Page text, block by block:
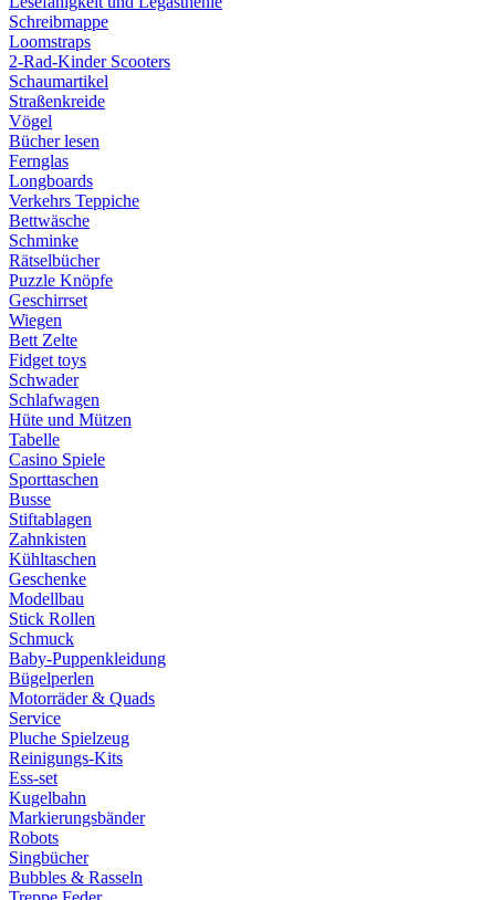
Schreibmappe
Loomstraps
2-Rad-Kinder Scooters
Schaumartikel
Straßenkreide
Vögel
Bücher lesen
Fernglas
Longboards
Verkehrs Teppiche
Bettwäsche
Schminke
Rätselbücher
Puzzle Knöpfe
Geschirrset
Wiegen
Bett Zelte
Fidget toys
Schwader
Schlafwagen
Hüte und Mützen
Tabelle
Casino Spiele
Sporttaschen
Busse
Stiftablagen
Zahnkisten
Kühltaschen
Geschenke
Modellbau
Stick Rollen
Schmuck
Baby-Puppenkleidung
Bügelperlen
Motorräder & Quads
Service
Pluche Spielzeug
Reinigungs-Kits
Ess-set
Kugelbahn
Markierungsbänder
Robots
Singbücher
Bubbles & Rasseln